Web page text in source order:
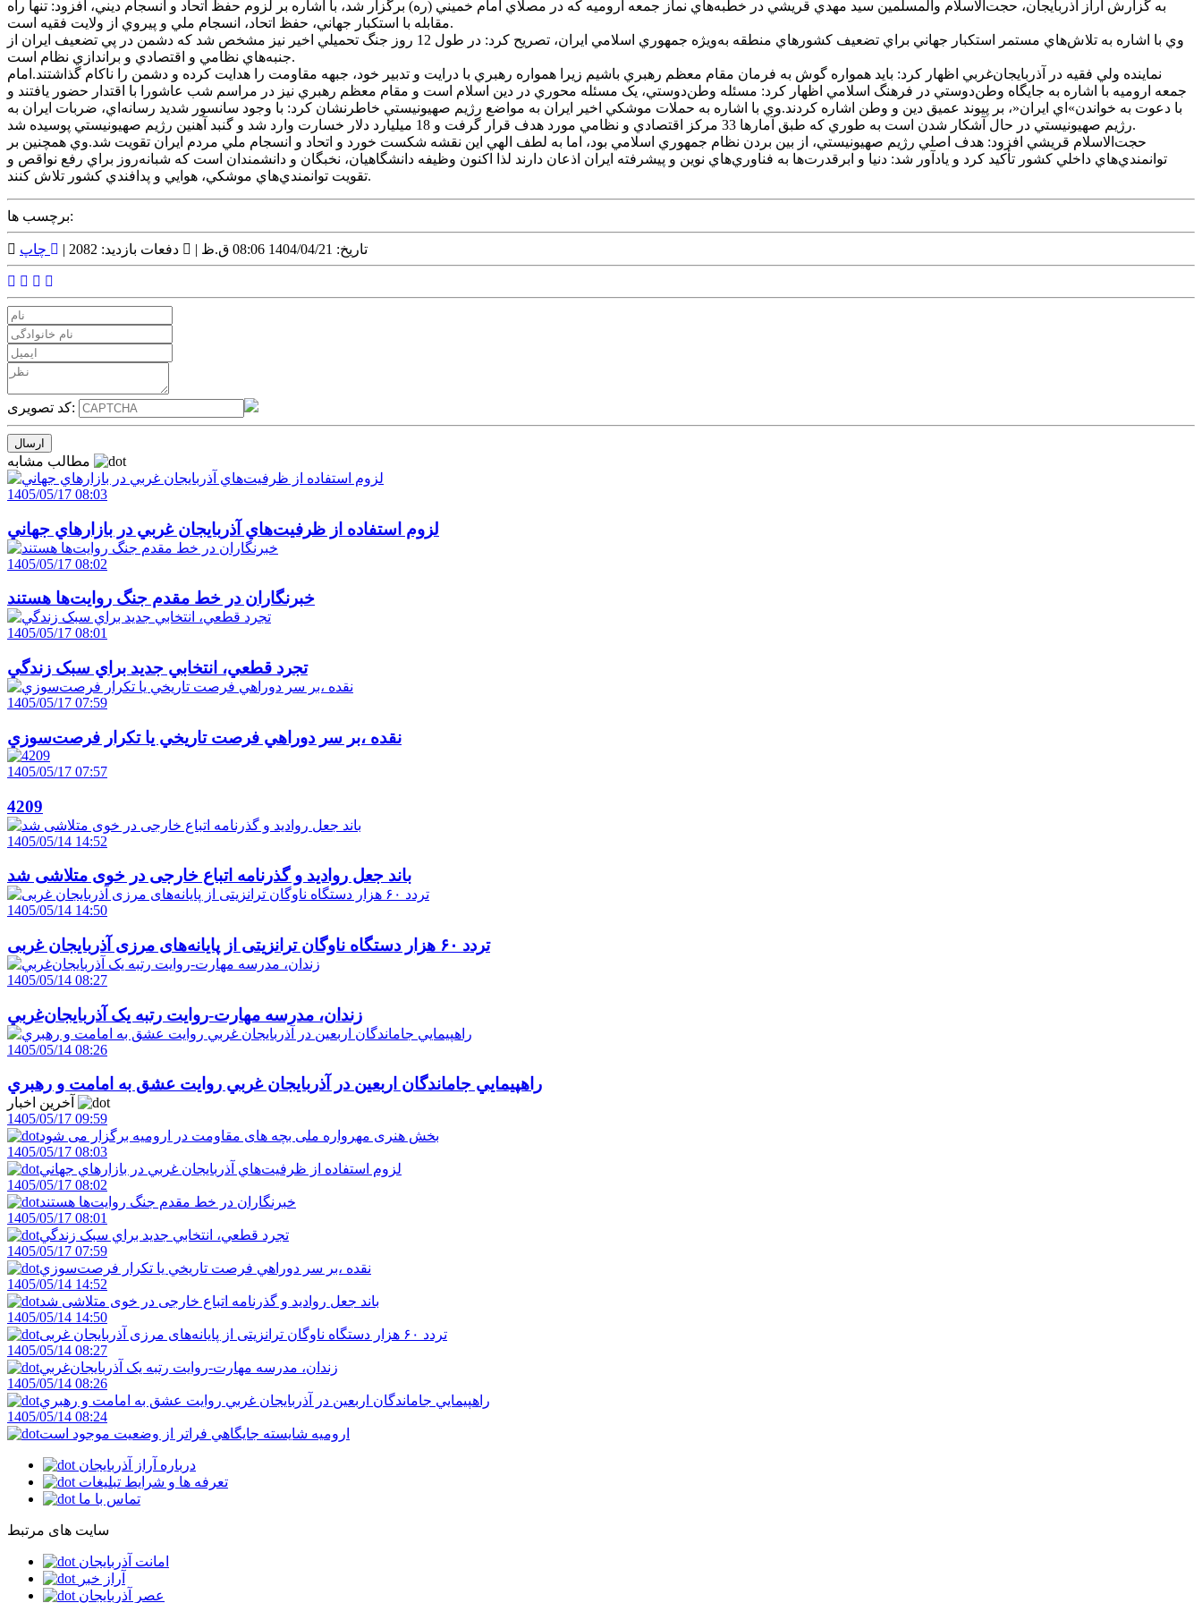
به گزارش آراز آذربايجان، حجت‌الاسلام والمسلمين سيد مهدي قريشي در خطبه‌هاي نماز جمعه اروميه که در مصلاي امام خميني (ره) برگزار شد، با اشاره بر لزوم حفظ اتحاد و انسجام ديني، افزود: تنها راه
مقابله با استکبار جهاني، حفظ اتحاد، انسجام ملي و پيروي از ولايت فقيه است.
وي با اشاره به تلاش‌هاي مستمر استکبار جهاني براي تضعيف کشورهاي منطقه به‌ويژه جمهوري اسلامي ايران، تصريح کرد: در طول 12 روز جنگ تحميلي اخير نيز مشخص شد که دشمن در پي تضعيف ايران از
جنبه‌هاي نظامي و اقتصادي و براندازي نظام است.
نماينده ولي فقيه در آذربايجان‌غربي اظهار کرد: بايد همواره گوش به فرمان مقام معظم رهبري باشيم زيرا همواره رهبري با درايت و تدبير خود، جبهه مقاومت را هدايت کرده و دشمن را ناکام گذاشتند.امام
جمعه اروميه با اشاره به جايگاه وطن‌دوستي در فرهنگ اسلامي اظهار کرد: مسئله وطن‌دوستي، يک مسئله محوري در دين اسلام است و مقام معظم رهبري نيز در مراسم شب عاشورا با اقتدار حضور يافتند و
با دعوت به خواندن»اي ايران«، بر پيوند عميق دين و وطن اشاره کردند.وي با اشاره به حملات موشکي اخير ايران به مواضع رژيم صهيونيستي خاطرنشان کرد: با وجود سانسور شديد رسانه‌اي، ضربات ايران به
رژيم صهيونيستي در حال آشکار شدن است به طوري که طبق آمارها 33 مرکز اقتصادي و نظامي مورد هدف قرار گرفت و 18 ميليارد دلار خسارت وارد شد و گنبد آهنين رژيم صهيونيستي پوسيده شد.
حجت‌الاسلام قريشي افزود: هدف اصلي رژيم صهيونيستي، از بين بردن نظام جمهوري اسلامي بود، اما به لطف الهي اين نقشه شکست خورد و اتحاد و انسجام ملي مردم ايران تقويت شد.وي همچنين بر
توانمندي‌هاي داخلي کشور تأکيد کرد و يادآور شد: دنيا و ابرقدرت‌ها به فناوري‌هاي نوين و پيشرفته ايران اذعان دارند لذا اکنون وظيفه دانشگاهيان، نخبگان و دانشمندان است که شبانه‌روز براي رفع نواقص و
تقويت توانمندي‌هاي موشکي، هوايي و پدافندي کشور تلاش کنند.
برچسب ها:
تاریخ: 1404/04/21 08:06 ق.ظ | دفعات بازدید: 2082 | چاپ
کد تصویری:
1405/05/17 08:03
لزوم استفاده از ظرفيت‌هاي آذربايجان غربي در بازارهاي جهاني
1405/05/17 08:02
خبرنگاران در خط مقدم جنگ روايت‌ها هستند
1405/05/17 08:01
تجرد قطعي، انتخابي جديد براي سبک زندگي
1405/05/17 07:59
نقده ،بر سر دوراهي فرصت تاريخي يا تکرار فرصت‌سوزي
1405/05/17 07:57
4209
1405/05/14 14:52
باند جعل روادید و گذرنامه اتباع خارجی در خوی متلاشی شد
1405/05/14 14:50
تردد ۶۰ هزار دستگاه ناوگان ترانزیتی از پایانه‌های مرزی آذربایجان ‌غربی
1405/05/14 08:27
زندان، مدرسه مهارت-روايت رتبه يک آذربايجان‌غربي
1405/05/14 08:26
راهپيمايي جاماندگان اربعين در آذربايجان غربي روايت عشق به امامت و رهبري
1405/05/17 09:59
بخش هنری مهرواره ملی بچه های مقاومت در ارومیه برگزار می شود
1405/05/17 08:03
لزوم استفاده از ظرفيت‌هاي آذربايجان غربي در بازارهاي جهاني
1405/05/17 08:02
خبرنگاران در خط مقدم جنگ روايت‌ها هستند
1405/05/17 08:01
تجرد قطعي، انتخابي جديد براي سبک زندگي
1405/05/17 07:59
نقده ،بر سر دوراهي فرصت تاريخي يا تکرار فرصت‌سوزي
1405/05/14 14:52
باند جعل روادید و گذرنامه اتباع خارجی در خوی متلاشی شد
1405/05/14 14:50
تردد ۶۰ هزار دستگاه ناوگان ترانزیتی از پایانه‌های مرزی آذربایجان ‌غربی
1405/05/14 08:27
زندان، مدرسه مهارت-روايت رتبه يک آذربايجان‌غربي
1405/05/14 08:26
راهپيمايي جاماندگان اربعين در آذربايجان غربي روايت عشق به امامت و رهبري
1405/05/14 08:24
اروميه شايسته جايگاهي فراتر از وضعيت موجود است
درباره آراز آذربایجان
تعرفه ها و شرایط تبلیغات
تماس با ما
سایت های مرتبط
امانت آذربایجان
آراز خبر
عصر آذربایجان